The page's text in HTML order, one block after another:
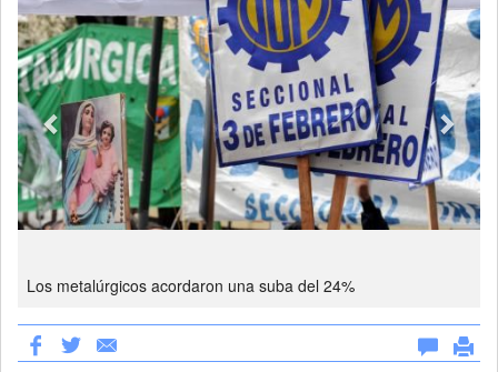
Los metalúrgicos acordaron una suba del 24%